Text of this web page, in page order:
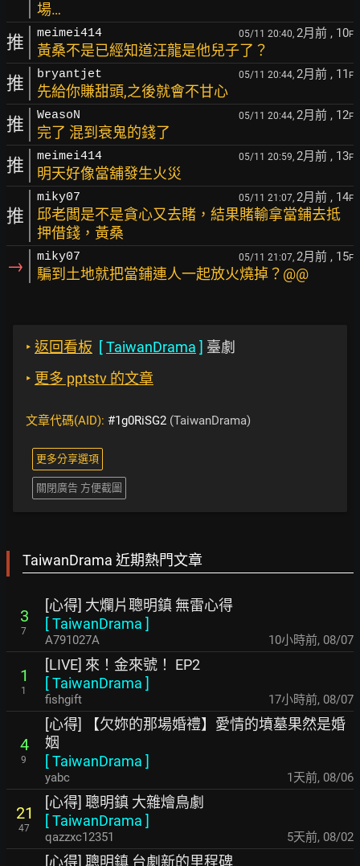
場…
推 meimei414 05/11 20:40, 2月前 , 10F
黃桑不是已經知道汪龍是他兒子了？
推 bryantjet 05/11 20:44, 2月前 , 11 F
先給你賺甜頭,之後就會不甘心
推 WeasoN 05/11 20:44, 2月前 , 12F
完了 混到衰鬼的錢了
推 meimei414 05/11 20:59, 2月前 , 13F
明天好像當舖發生火災
推
miky07 05/11 21:07, 2月前 , 14F
邱老闆是不是貪心又去賭，結果賭輸拿當鋪去抵
押借錢，黃桑
→ miky07 05/11 21:07, 2月前 , 15F
騙到土地就把當鋪連人一起放火燒掉？@@
‣ 返回看板 [TaiwanDrama ] 臺劇
‣ 更多 pptstv 的文章
文章代碼(AID): #1g0RiSG2 (TaiwanDrama)
更多分享選項
關閉廣告 方便截圖
TaiwanDrama 近期熱門文章
3
7
[心得] 大爛片聰明鎮 無雷心得
[TaiwanDrama ]
A791027A 10小時前, 08/07
1
1
[LIVE] 來！金來號！ EP2
[TaiwanDrama ]
fishgift 17小時前, 08/07
4
9
[心得] 【欠妳的那場婚禮】愛情的墳墓果然是婚
姻
[TaiwanDrama ]
yabc 1天前, 08/06
21
47
[心得] 聰明鎮 大雜燴鳥劇
[TaiwanDrama ]
qazzxc12351 5天前, 08/02
[心得] 聰明鎮 台劇新的里程碑